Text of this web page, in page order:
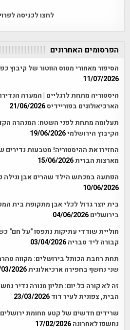
לחצו לכניסה
הפרסומים האחרונים
הסיפור מאחורי מטוס הווטור של קיבוץ
11/07/2026
היסטוריה מתחת לרגליים | המערה
הארכיאולוגים בפוריידיס21/06/2026
תעלומה מתחת לפני השטח: המנהרה
הקיבוץ הירושלמי19/06/2026
החזירו את ההיסטוריה! מטבעות
מארצות הברית15/06/2026
הפתעה במכתש הילד שהרים אבן וגילה פסלון
10/06/2026
בית יוצר גדול לכלי אבן מתקופת בית
בירושלים 04/06/2026
חוליית שודדי עתיקות נתפסו "על חם"
קבורה ליד טבריה 03/04/2026
תחת רחבת הכותל בירושלים: מקווה
שני נחשף בחפירה ארכיאלוגית2026
זה לא קורה כל יום: תליון מנורה נדיר
הבית, צפונית לעיר דוד 23/03/2026
שרידים חדשים של קטע מחומת
נחשפו לאחרונה 17/02/2026